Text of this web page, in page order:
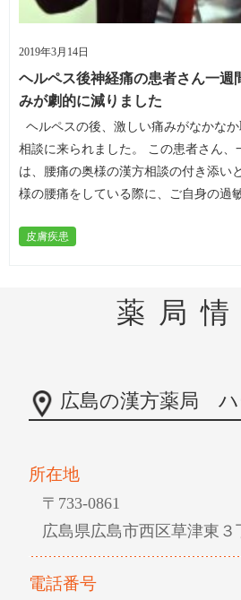
2019年3月14日
ヘルペス後神経痛の患者さん一週
みが劇的に減りました
ヘルペスの後、激しい痛みがなかな
相談に来られました。 この患者さん、
は、腰痛の奥様の漢方相談の付き添い
様の腰痛をしている際に、ご自身の過
皮膚疾患
薬局情
広島の漢方薬局 ハ
所在地
〒733-0861
広島県広島市西区草津東３
電話番号